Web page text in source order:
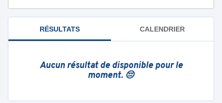
RÉSULTATS CALENDRIER
Aucun résultat de disponible pour le
moment. 😔